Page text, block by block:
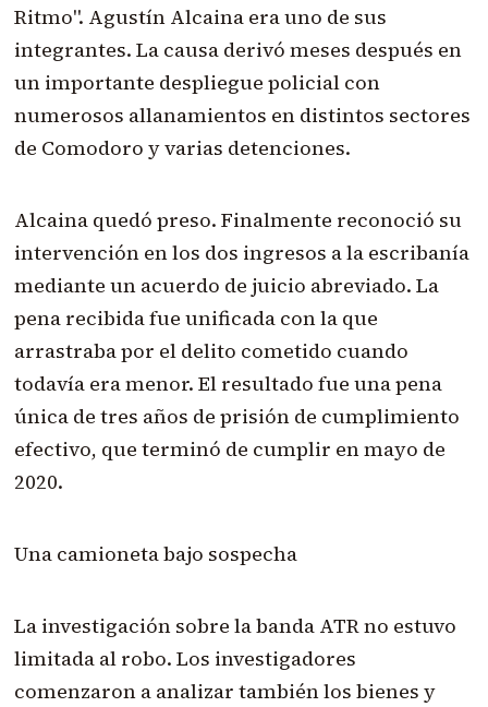
Ritmo". Agustín Alcaina era uno de sus
integrantes. La causa derivó meses después en
un importante despliegue policial con
numerosos allanamientos en distintos sectores
de Comodoro y varias detenciones.
Alcaina quedó preso. Finalmente reconoció su
intervención en los dos ingresos a la escribanía
mediante un acuerdo de juicio abreviado. La
pena recibida fue unificada con la que
arrastraba por el delito cometido cuando
todavía era menor. El resultado fue una pena
única de tres años de prisión de cumplimiento
efectivo, que terminó de cumplir en mayo de
2020.
Una camioneta bajo sospecha
La investigación sobre la banda ATR no estuvo
limitada al robo. Los investigadores
comenzaron a analizar también los bienes y